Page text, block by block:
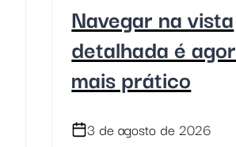
Navegar na vista
detalhada é
mais prático
3 de agosto de 2026